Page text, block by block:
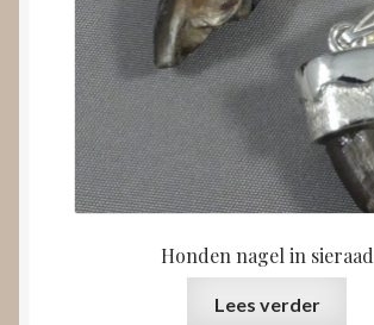
Honden nagel in sieraad
Lees verder